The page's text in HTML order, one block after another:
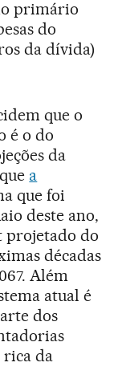
primário
do
da dívida)
que o
é o do
da
a
que foi
deste ano,
projetado do
décadas
Além
atual é
dos
rica da